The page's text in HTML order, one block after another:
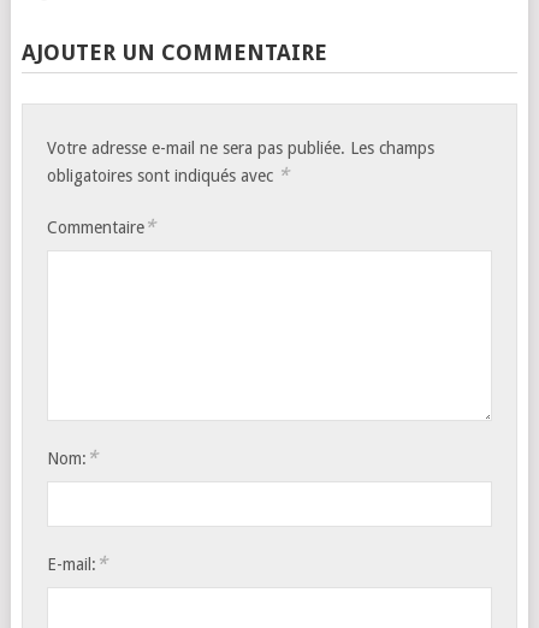
AJOUTER UN COMMENTAIRE
Votre adresse e-mail ne sera pas publiée. Les champs
obligatoires sont indiqués avec *
Commentaire*
Nom: *
E-mail: *